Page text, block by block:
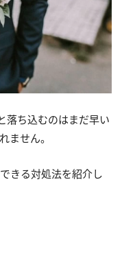
落ち込むのはまだ早い
ません。
きる対処法を紹介し